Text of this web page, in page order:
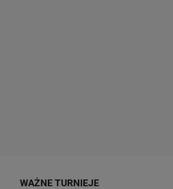
WAŻNE TURNIEJE